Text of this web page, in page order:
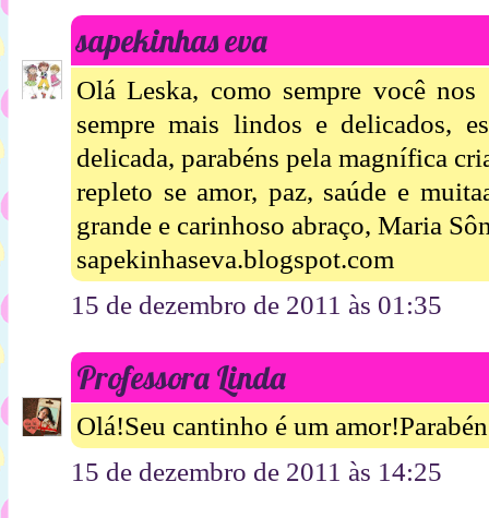
sapekinhas eva
Olá Leska, como sempre você nos
sempre mais lindos e delicados,
delicada, parabéns pela magnífica
repleto se amor, paz, saúde e
grande e carinhoso abraço, Maria
sapekinhaseva.blogspot.com
15 de dezembro de 2011 às 01:35
Professora Linda
Olá!Seu cantinho é um
15 de dezembro de 2011 às 14:25